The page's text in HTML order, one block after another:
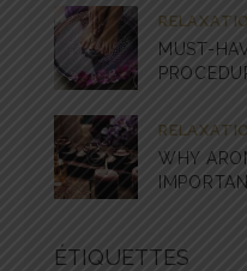
MUST-
WHY
ÉTIQUETTES